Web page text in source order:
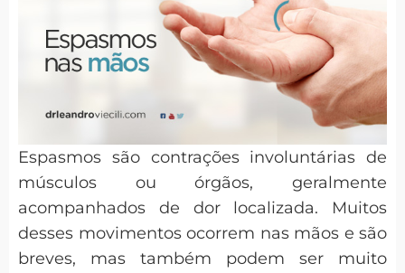
Espasmos são contrações involuntárias de
músculos ou órgãos, geralmente
acompanhados de dor localizada. Muitos
desses movimentos ocorrem nas mãos e são
breves, mas também podem ser muito